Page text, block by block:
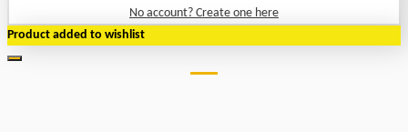
No account? Create one here
Product added to wishlist